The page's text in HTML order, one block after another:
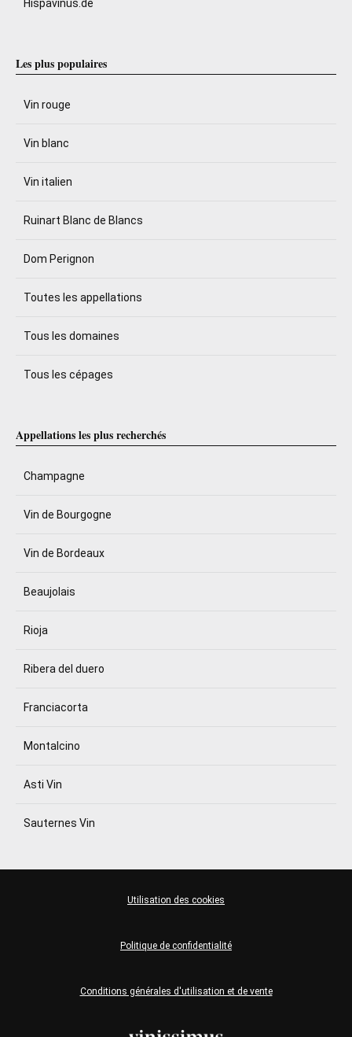
Hispavinus.de
Les plus populaires
Vin rouge
Vin blanc
Vin italien
Ruinart Blanc de Blancs
Dom Perignon
Toutes les appellations
Tous les domaines
Tous les cépages
Appellations les plus recherchés
Champagne
Vin de Bourgogne
Vin de Bordeaux
Beaujolais
Rioja
Ribera del duero
Franciacorta
Montalcino
Asti Vin
Sauternes Vin
Conditions générales d'utilisation et de vente
Politique de confidentialité
Utilisation des cookies